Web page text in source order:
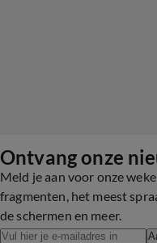
Ontvang onze
Meld je aan voor onze
fragmenten, het meest
de schermen en meer.